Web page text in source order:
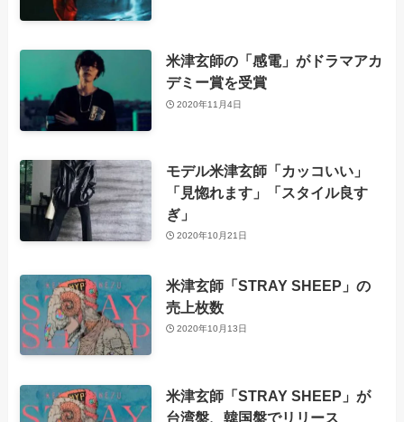
米津玄師の「感電」がドラマアカ
デミー賞を受賞
2020年11月4日
モデル米津玄師「カッコいい」
「見惚れます」「スタイル良す
ぎ」
2020年10月21日
米津玄師「STRAY SHEEP」の
売上枚数
2020年10月13日
米津玄師「STRAY SHEEP」が
台湾盤、韓国盤でリリース